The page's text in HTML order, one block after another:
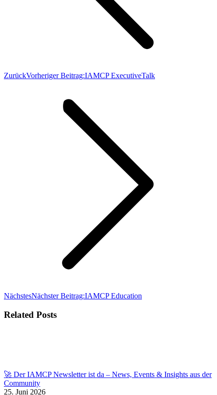
ZurückVorheriger Beitrag:IAMCP ExecutiveTalk
NächstesNächster Beitrag:IAMCP Education
Related Posts
🚀 Der IAMCP Newsletter ist da – News, Events & Insights aus der
Community
25. Juni 2026